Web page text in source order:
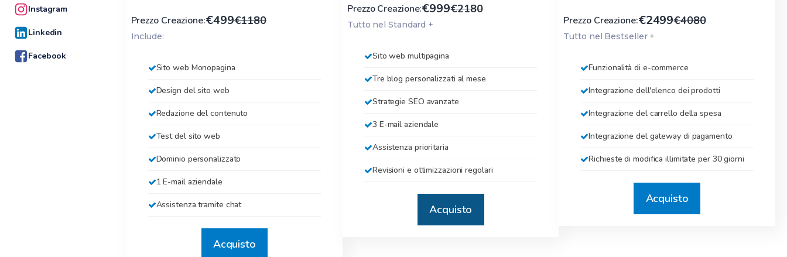
Instagram
Linkedin
Facebook
Prezzo Creazione:€499€1180
Include:
Sito web Monopagina
Design del sito web
Redazione del contenuto
Test del sito web
Dominio personalizzato
1 E-mail aziendale
Assistenza tramite chat
Acquisto
Prezzo Creazione:€999€2180
Tutto nel Standard +
Sito web multipagina
Tre blog personalizzati al mese
Strategie SEO avanzate
3 E-mail aziendale
Assistenza prioritaria
Revisioni e ottimizzazioni regolari
Acquisto
Prezzo Creazione:€2499€4080
Tutto nel Bestseller +
Funzionalità di e-commerce
Integrazione dell'elenco dei prodotti
Integrazione del carrello della spesa
Integrazione del gateway di pagamento
Richieste di modifica illimitate per 30 giorni
Acquisto